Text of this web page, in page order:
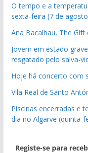
O tempo e a
sexta-feira (7 de
Ana Bacalhau, The
Jovem em estado
resgatado pelo salva-
Hoje há concerto com
Vila Real de Santo
Piscinas encerradas e
dia no Algarve (quinta-
Registe-se para